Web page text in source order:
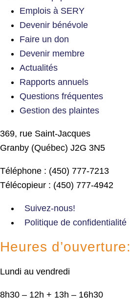
Emplois à SERY
Devenir bénévole
Faire un don
Devenir membre
Actualités
Rapports annuels
Questions fréquentes
Gestion des plaintes
369, rue Saint-Jacques
Granby (Québec) J2G 3N5
Téléphone : (450) 777-7213
Télécopieur : (450) 777-4942
Suivez-nous!
Politique de confidentialité
Heures d’ouverture:
Lundi au vendredi
8h30 – 12h + 13h – 16h30